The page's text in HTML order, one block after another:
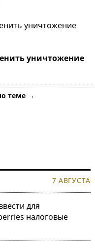
уничтожение
теме →
7 АВГУСТА
для
налоговые